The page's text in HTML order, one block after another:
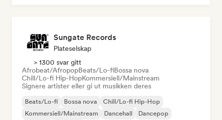
Sungate Records
Plateselskap
> 1300 svar gitt
Afrobeat/AfropopBeats/Lo-fiBossa nova
Chill/Lo-fi Hip-HopKommersiell/Mainstream
Signere artister eller gi ut musikken deres
Beats/Lo-fi Bossa nova
Chill/Lo-fi Hip-Hop
Kommersiell/Mainstream
Dancehall
Dancepop